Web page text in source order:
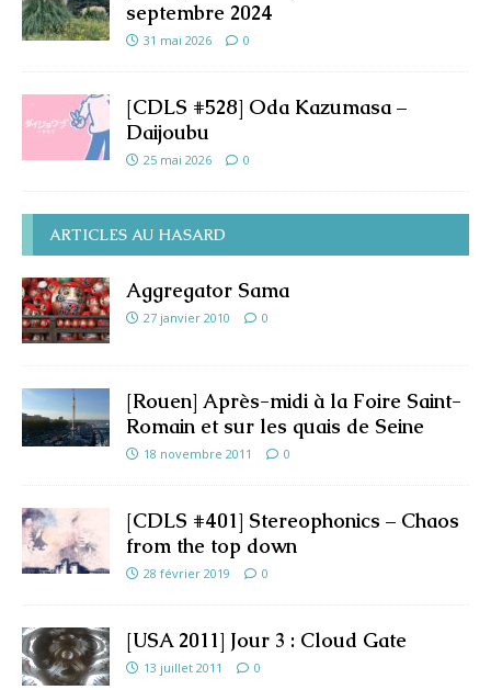
septembre 2024
31 mai 2026 0
[CDLS #528] Oda Kazumasa –
Daijoubu
25 mai 2026 0
ARTICLES AU HASARD
Aggregator Sama
27 janvier 2010 0
[Rouen] Après-midi à la Foire Saint-
Romain et sur les quais de Seine
18 novembre 2011 0
[CDLS #401] Stereophonics – Chaos
from the top down
28 février 2019 0
[USA 2011] Jour 3 : Cloud Gate
13 juillet 2011 0